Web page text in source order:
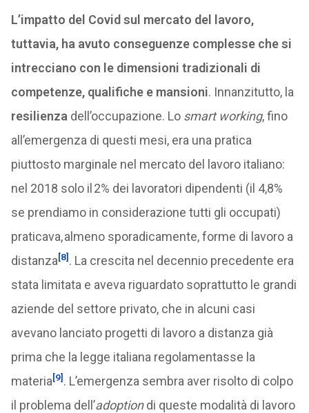
L’impatto del Covid sul mercato del lavoro,
tuttavia, ha avuto conseguenze complesse che si
intrecciano con le dimensioni tradizionali di
competenze, qualifiche e mansioni. Innanzitutto, la
resilienza dell’occupazione. Lo smart working, fino
all’emergenza di questi mesi, era una pratica
piuttosto marginale nel mercato del lavoro italiano:
nel 2018 solo il 2% dei lavoratori dipendenti (il 4,8%
se prendiamo in considerazione tutti gli occupati)
praticava, almeno sporadicamente, forme di lavoro a
distanza[8] . La crescita nel decennio precedente era
stata limitata e aveva riguardato soprattutto le grandi
aziende del settore privato, che in alcuni casi
avevano lanciato progetti di lavoro a distanza già
prima che la legge italiana regolamentasse la
materia[9] . L’emergenza sembra aver risolto di colpo
il problema dell’adoptiondi queste modalità di lavoro